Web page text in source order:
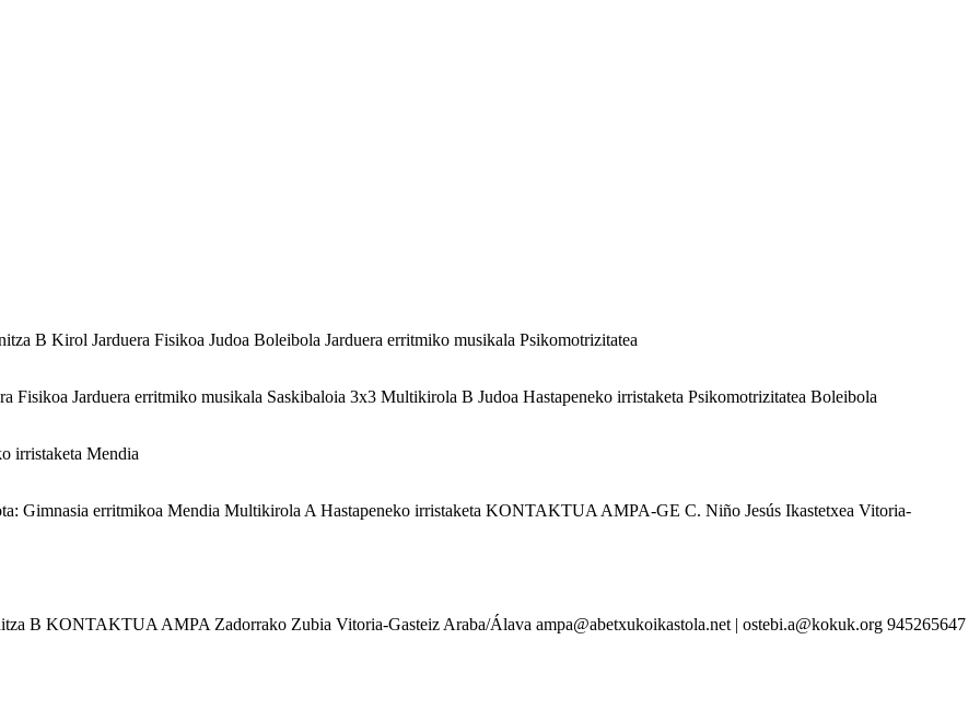
B Kirol Jarduera Fisikoa Judoa Boleibola Jarduera erritmiko musikala Psikomotrizitatea
Jarduera erritmiko musikala Saskibaloia 3x3 Multikirola B Judoa Hastapeneko irristaketa Psikomotrizitatea Boleibola
irristaketa Mendia
Gimnasia erritmikoa Mendia Multikirola A Hastapeneko irristaketa KONTAKTUA AMPA-GE C. Niño Jesús Ikastetxea Vitoria-
B KONTAKTUA AMPA Zadorrako Zubia Vitoria-Gasteiz Araba/Álava ampa@abetxukoikastola.net | ostebi.a@kokuk.org 945265647